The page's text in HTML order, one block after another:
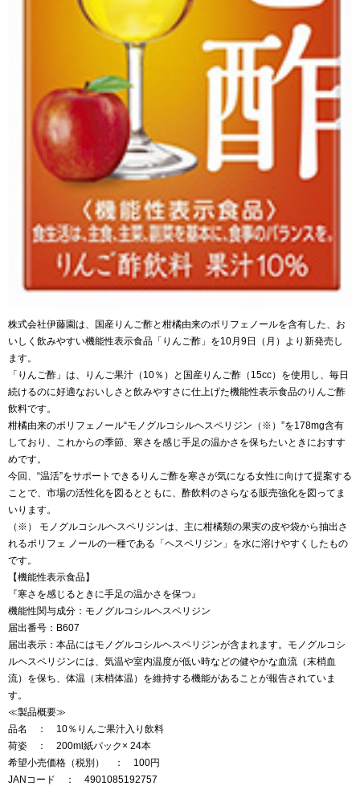
株式会社伊藤園は、国産りんご酢と柑橘由来のポリフェノールを含有した、お
いしく飲みやすい機能性表示食品「りんご酢」を10月9日（月）より新発売し
ます。
「りんご酢」は、りんご果汁（10％）と国産りんご酢（15cc）を使用し、毎日
続けるのに好適なおいしさと飲みやすさに仕上げた機能性表示食品のりんご酢
飲料です。
柑橘由来のポリフェノール“モノグルコシルヘスペリジン（※）”を178mg含有
しており、これからの季節、寒さを感じ手足の温かさを保ちたいときにおすす
めです。
今回、“温活”をサポートできるりんご酢を寒さが気になる女性に向けて提案する
ことで、市場の活性化を図るとともに、酢飲料のさらなる販売強化を図ってま
いります。
（※） モノグルコシルヘスペリジンは、主に柑橘類の果実の皮や袋から抽出さ
れるポリフェ ノールの一種である「ヘスペリジン」を水に溶けやすくしたもの
です。
【機能性表示食品】
『寒さを感じるときに手足の温かさを保つ』
機能性関与成分：モノグルコシルヘスペリジン
届出番号：B607
届出表示：本品にはモノグルコシルヘスペリジンが含まれます。モノグルコシ
ルヘスペリジンには、気温や室内温度が低い時などの健やかな血流（末梢血
流）を保ち、体温（末梢体温）を維持する機能があることが報告されていま
す。
≪製品概要≫
品名 ： 10％りんご果汁入り飲料
荷姿 ： 200ml紙パック× 24本
希望小売価格（税別） ： 100円
JANコード ： 4901085192757